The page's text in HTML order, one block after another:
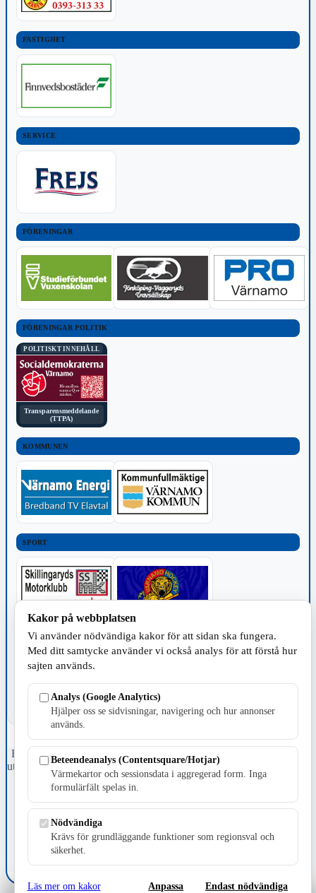
FASTIGHET
SERVICE
FÖRENINGAR
FÖRENINGAR POLITIK
POLITISKT INNEHÅLL
Transparensmeddelande
(TTPA)
KOMMUNEN
SPORT
TILLVERKNING
Fristående webbtidningsföretag grundat 1991 som sedan 2002 ger
ut tidningen Skillingaryd.nu och 2010 lanserades Värnamo.nu. Från
april 2026 omfattar Skillingaryd.nu tre kommuner: Gnosjö,
Värnamo och Vaggeryds kommun.
E-post: redaktionen@skillingaryd.nu
Postadress: Gisslaköp 1, 568 92 Skillingaryd
Kakinställningar
Kakor på webbplatsen
Vi använder nödvändiga kakor för att sidan ska fungera.
Med ditt samtycke använder vi också analys för att förstå hur
sajten används.
Analys (Google Analytics)
Hjälper oss se sidvisningar, navigering och hur annonser
används.
Beteendeanalys (Contentsquare/Hotjar)
Värmekartor och sessionsdata i aggregerad form. Inga
formulärfält spelas in.
Nödvändiga
Krävs för grundläggande funktioner som regionsval och
säkerhet.
Läs mer om kakor Anpassa Endast nödvändiga